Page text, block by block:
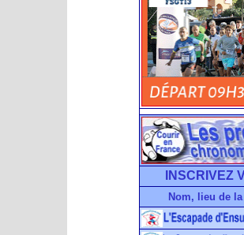
INSCRIVEZ
Nom, lieu de